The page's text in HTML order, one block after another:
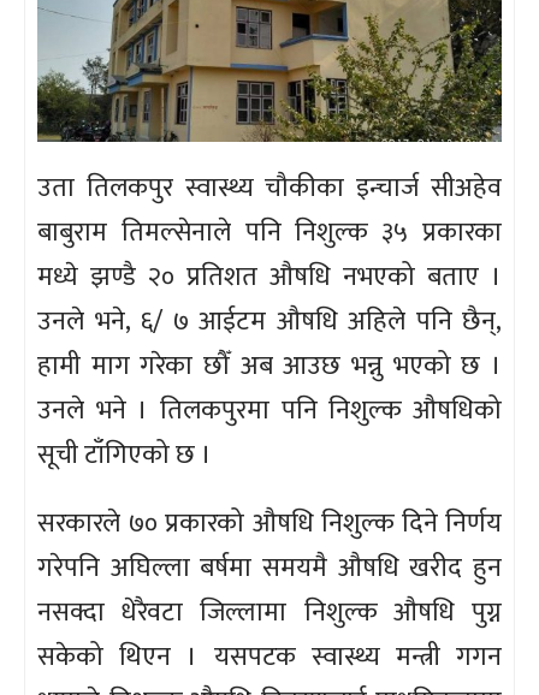
उता तिलकपुर स्वास्थ्य चौकीका इन्चार्ज सीअहेव
बाबुराम तिमल्सेनाले पनि निशुल्क ३५ प्रकारका
मध्ये झण्डै २० प्रतिशत औषधि नभएको बताए ।
उनले भने, ६/ ७ आईटम औषधि अहिले पनि छैन्,
हामी माग गरेका छौँ अब आउछ भन्नु भएको छ ।
उनले भने । तिलकपुरमा पनि निशुल्क औषधिको
सूची टाँगिएको छ ।
सरकारले ७० प्रकारको औषधि निशुल्क दिने निर्णय
गरेपनि अघिल्ला बर्षमा समयमै औषधि खरीद हुन
नसक्दा धेरैवटा जिल्लामा निशुल्क औषधि पुग्न
सकेको थिएन । यसपटक स्वास्थ्य मन्त्री गगन